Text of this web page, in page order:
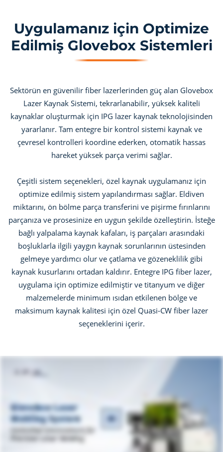
Uygulamanız için Optimize
Edilmiş Glovebox Sistemleri
Sektörün en güvenilir fiber lazerlerinden güç alan Glovebox
Lazer Kaynak Sistemi, tekrarlanabilir, yüksek kaliteli
kaynaklar oluşturmak için IPG lazer kaynak teknolojisinden
yararlanır. Tam entegre bir kontrol sistemi kaynak ve
çevresel kontrolleri koordine ederken, otomatik hassas
hareket yüksek parça verimi sağlar.
Çeşitli sistem seçenekleri, özel kaynak uygulamanız için
optimize edilmiş sistem yapılandırması sağlar. Eldiven
miktarını, ön bölme parça transferini ve pişirme fırınlarını
parçanıza ve prosesinize en uygun şekilde özelleştirin. İsteğe
bağlı yalpalama kaynak kafaları, iş parçaları arasındaki
boşluklarla ilgili yaygın kaynak sorunlarının üstesinden
gelmeye yardımcı olur ve çatlama ve gözeneklilik gibi
kaynak kusurlarını ortadan kaldırır. Entegre IPG fiber lazer,
uygulama için optimize edilmiştir ve titanyum ve diğer
malzemelerde minimum ısıdan etkilenen bölge ve
maksimum kaynak kalitesi için özel Quasi-CW fiber lazer
seçeneklerini içerir.